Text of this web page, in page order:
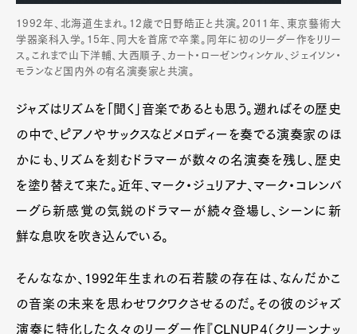
1992年、北海道生まれ。12歳で日野皓正と共演。2011年、東京藝術大
学器楽科入学。15年、同大を首席で卒業。同年に初のリーダー作をリリー
ス。これまで山下洋輔、大西順子、カート・ローゼンウィンケル、ジェイソン・
モランなど国内外の有名演奏家と共演。
ジャズはリズムを「聞く」音楽であるとも思う。遡ればその歴史
の中で、ピアノやサックスなどメロディーを奏でる演奏家のほ
かにも、リズムを刻むドラマーが数々の名演奏を残し、歴史
を塗り替えて来た。近年、マーク・ジュリアナ、マーク・コレンバ
ーグら新感覚の気鋭のドラマーが続々登場し、シーンに新
鮮な息吹を吹き込んでいる。
そんななか、1992年生まれの石若駿の存在は、なんだかこ
の音楽の未来を思わせワクワクさせるのだ。その彼のジャズ
演奏に特化した久々のリーダー作『CLNUP4（クリーンナッ